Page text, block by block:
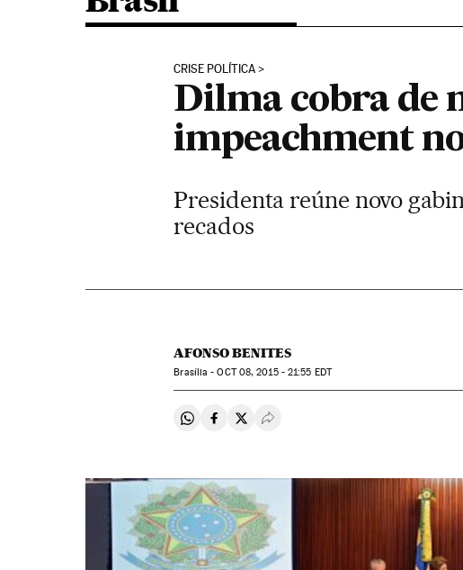
CRISE POLÍTICA
Dilma cobra de
impeachment
Presidenta reúne novo
recados
AFONSO BENITES
Brasília -OCT08, 2015 - 21:55 EDT
Compartir en Whatsapp
Compartir en Facebook
Compartir en Twitter
Desplegar Redes Sociales